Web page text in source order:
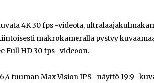
4K 30 fps -videota,
makrokameralla pystyy
Full HD 30 fps -videoon.
tuuman Max Vision IPS -näyttö 19:9 -